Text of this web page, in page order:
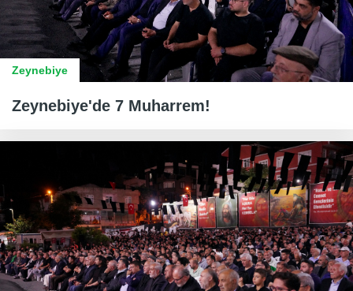
Zeynebiye
Zeynebiye'de 7 Muharrem!